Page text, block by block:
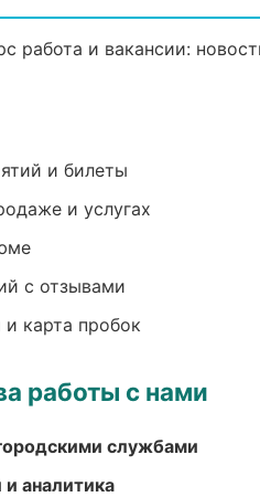
работа и вакансии:
и билеты
и услугах
с отзывами
карта пробок
работы с нами
службами
аналитика